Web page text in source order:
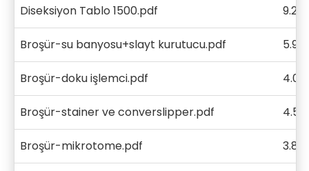
Diseksiyon Tablo 1500.pdf
Broşür-su banyosu+slayt kurutucu.pdf
Broşür-doku işlemci.pdf
Broşür-stainer ve converslipper.pdf
Broşür-mikrotome.pdf